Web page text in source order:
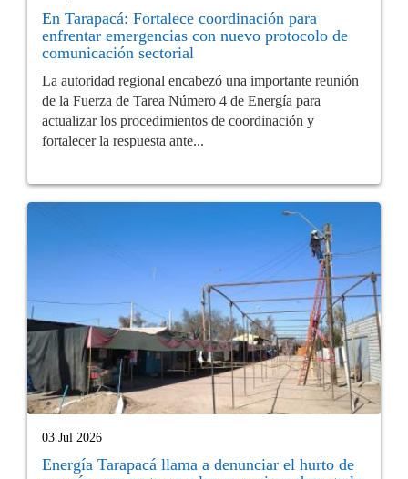
En Tarapacá: Fortalece coordinación para
enfrentar emergencias con nuevo protocolo de
comunicación sectorial
La autoridad regional encabezó una importante reunión
de la Fuerza de Tarea Número 4 de Energía para
actualizar los procedimientos de coordinación y
fortalecer la respuesta ante...
03 Jul 2026
Energía Tarapacá llama a denunciar el hurto de